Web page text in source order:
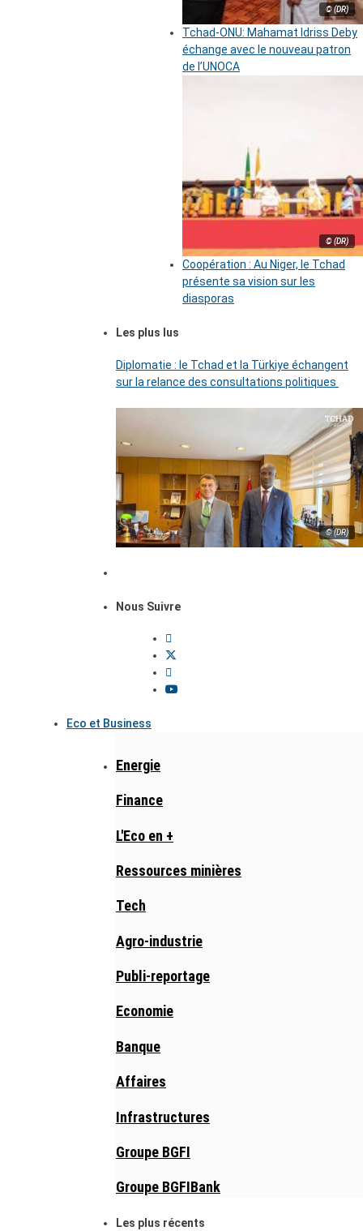
© (DR)
Tchad-ONU: Mahamat Idriss Deby
échange avec le nouveau patron
de l’UNOCA
© (DR)
Coopération : Au Niger, le Tchad
présente sa vision sur les
diasporas
Les plus lus
Diplomatie : le Tchad et la Türkiye échangent
sur la relance des consultations politiques
© (DR)
Nous Suivre
Eco et Business
Energie
Finance
L'Eco en +
Ressources minières
Tech
Agro-industrie
Publi-reportage
Economie
Banque
Affaires
Infrastructures
Groupe BGFI
Groupe BGFIBank
Les plus récents